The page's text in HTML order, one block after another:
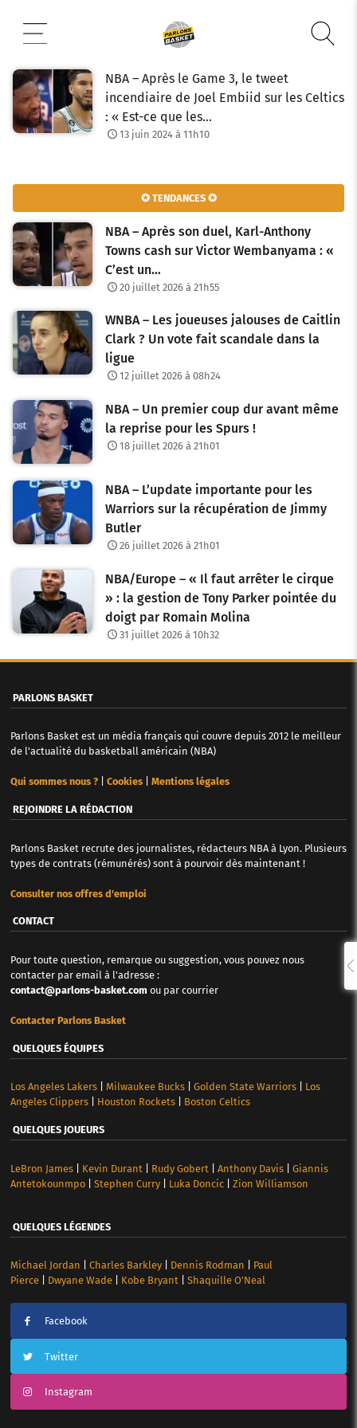
contenu
NBA – Après le Game 3, le tweet
incendiaire de Joel Embiid sur les Celtics
: « Est-ce que les…
13 juin 2024 à 11h10
✪ TENDANCES ✪
NBA – Après son duel, Karl-Anthony
Towns cash sur Victor Wembanyama : «
C’est un…
20 juillet 2026 à 21h55
WNBA – Les joueuses jalouses de Caitlin
Clark ? Un vote fait scandale dans la
ligue
12 juillet 2026 à 08h24
NBA – Un premier coup dur avant même
la reprise pour les Spurs !
18 juillet 2026 à 21h01
NBA – L’update importante pour les
Warriors sur la récupération de Jimmy
Butler
26 juillet 2026 à 21h01
NBA/Europe – « Il faut arrêter le cirque
» : la gestion de Tony Parker pointée du
doigt par Romain Molina
31 juillet 2026 à 10h32
PARLONS BASKET
Parlons Basket est un média français qui couvre depuis 2012 le meilleur
de l'actualité du basketball américain (NBA)
Qui sommes nous ?| Cookies| Mentions légales
REJOINDRE LA RÉDACTION
Parlons Basket recrute des journalistes, rédacteurs NBA à Lyon. Plusieurs
types de contrats (rémunérés) sont à pourvoir dès maintenant !
Consulter nos offres d'emploi
CONTACT
Pour toute question, remarque ou suggestion, vous pouvez nous
contacter par email à l'adresse :
contact@parlons-basket.com ou par courrier
Contacter Parlons Basket
QUELQUES ÉQUIPES
Los Angeles Lakers| Milwaukee Bucks| Golden State Warriors| Los
Angeles Clippers| Houston Rockets| Boston Celtics
QUELQUES JOUEURS
LeBron James| Kevin Durant Rudy Gobert Anthony Davis| Giannis
Antetokounmpo| Stephen Curry| Luka Doncic| Zion Williamson
QUELQUES LÉGENDES
Michael Jordan Charles Barkley| Dennis Rodman
Paul
Pierce| Dwyane Wade| Kobe Bryant| Shaquille O’Neal
Facebook
Twitter
Instagram